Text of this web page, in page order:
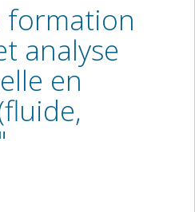
formation
analyse
en